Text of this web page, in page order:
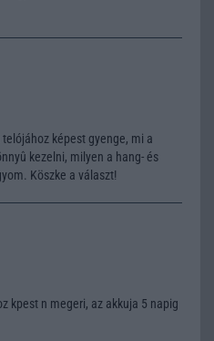
képest gyenge, mi a
kezelni, milyen a hang- és
Köszke a választ!
kpest n megeri, az akkuja 5 napig